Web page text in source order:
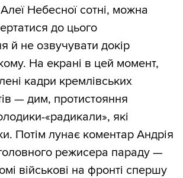
Небесної сотні, можна
до цього
й не озвучувати докір
На екрані в цей момент,
кадри кремлівських
— дим, протистояння
«радикали», які
Потім лунає коментар Андрія
режисера параду —
військові на фронті спершу